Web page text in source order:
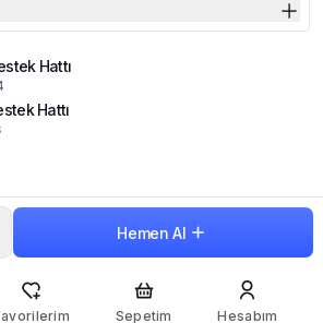
Sepetim Hesabım
Hemen Al
Hattı
Hattı
& Seramik | Tüm Hakları Saklıdır
Çerez Politikası